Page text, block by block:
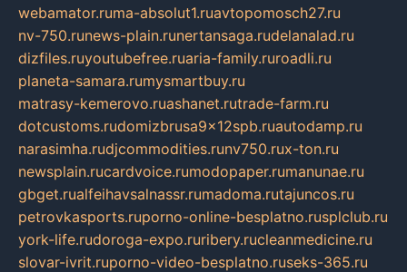
webamator.ruma-absolut1.ruavtopomosch27.ru
nv-750.runews-plain.runertansaga.rudelanalad.ru
dizfiles.ruyoutubefree.ruaria-family.ruroadli.ru
planeta-samara.rumysmartbuy.ru
matrasy-kemerovo.ruashanet.rutrade-farm.ru
dotcustoms.rudomizbrusa9x12spb.ruautodamp.ru
narasimha.rudjcommodities.runv750.rux-ton.ru
newsplain.rucardvoice.rumodopaper.rumanunae.ru
gbget.rualfeihavsalnassr.rumadoma.rutajuncos.ru
petrovkasports.ruporno-online-besplatno.rusplclub.ru
york-life.rudoroga-expo.ruribery.rucleanmedicine.ru
slovar-ivrit.ruporno-video-besplatno.ruseks-365.ru